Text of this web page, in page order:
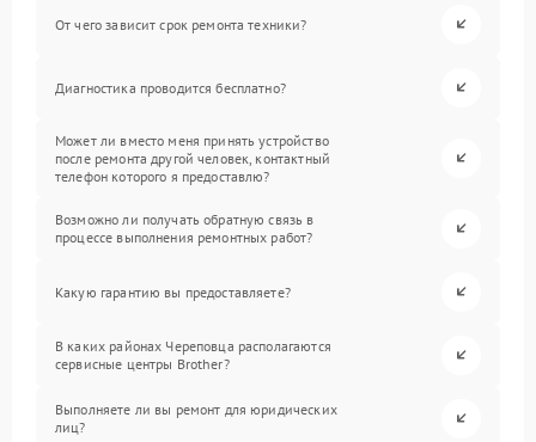
От чего зависит срок ремонта техники?
Диагностика проводится бесплатно?
Может ли вместо меня принять устройство
после ремонта другой человек, контактный
телефон которого я предоставлю?
Возможно ли получать обратную связь в
процессе выполнения ремонтных работ?
Какую гарантию вы предоставляете?
В каких районах Череповца располагаются
сервисные центры Brother?
Выполняете ли вы ремонт для юридических
лиц?